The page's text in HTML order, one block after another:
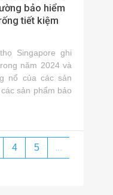
bảo hiểm
tiết kiệm
Singapore ghi
năm 2024 và
nổ của các sản
sản phẩm bảo
4 5 ...